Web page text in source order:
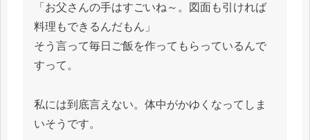
「お父さんの手はすごいね～。図面も引ければ
料理もできるんだもん」
そう言って毎日ご飯を作ってもらっているんで
すって。
私には到底言えない。体中がかゆくなってしま
いそうです。